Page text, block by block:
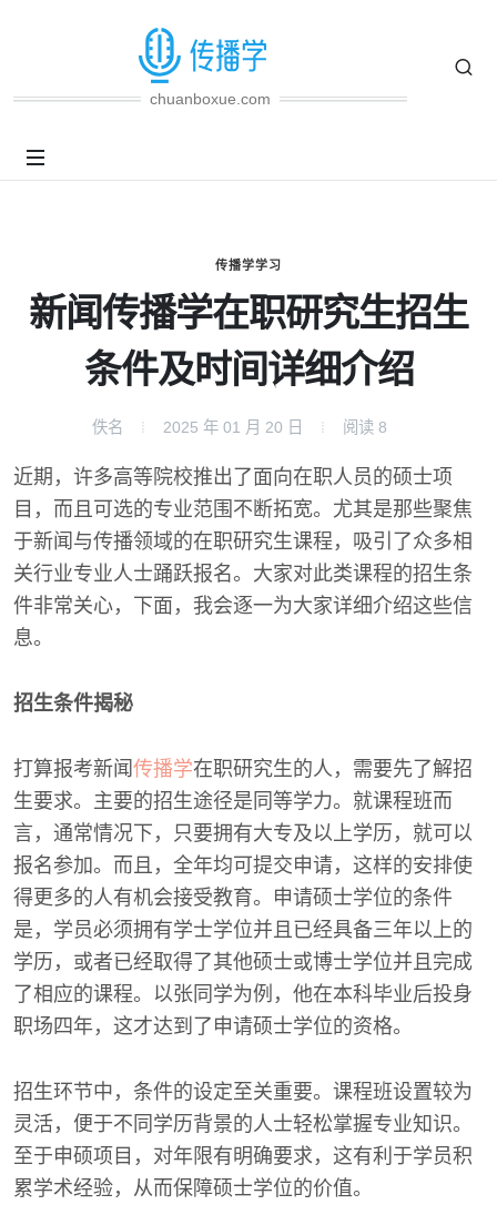
chuanboxue.com
传播学学习
新闻传播学在职研究生招生
条件及时间详细介绍
佚名 2025 年 01 月 20 日 阅读 8
近期，许多高等院校推出了面向在职人员的硕士项
目，而且可选的专业范围不断拓宽。尤其是那些聚焦
于新闻与传播领域的在职研究生课程，吸引了众多相
关行业专业人士踊跃报名。大家对此类课程的招生条
件非常关心，下面，我会逐一为大家详细介绍这些信
息。
招生条件揭秘
打算报考新闻 传播学在职研究生的人，需要先了解招
生要求。主要的招生途径是同等学力。就课程班而
言，通常情况下，只要拥有大专及以上学历，就可以
报名参加。而且，全年均可提交申请，这样的安排使
得更多的人有机会接受教育。申请硕士学位的条件
是，学员必须拥有学士学位并且已经具备三年以上的
学历，或者已经取得了其他硕士或博士学位并且完成
了相应的课程。以张同学为例，他在本科毕业后投身
职场四年，这才达到了申请硕士学位的资格。
招生环节中，条件的设定至关重要。课程班设置较为
灵活，便于不同学历背景的人士轻松掌握专业知识。
至于申硕项目，对年限有明确要求，这有利于学员积
累学术经验，从而保障硕士学位的价值。